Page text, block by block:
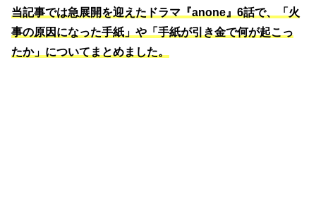
当記事では急展開を迎えたドラマ『anone』6話で、「火
事の原因になった手紙」や「手紙が引き金で何が起こっ
たか」についてまとめました。